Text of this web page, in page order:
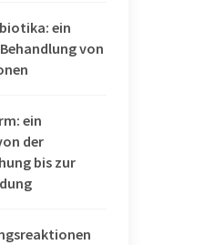
ein
von
ein
der
bis zur